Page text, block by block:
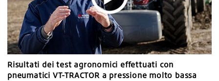
Risultati dei test agronomici effettuati con
pneumatici VT-TRACTOR a pressione molto bassa